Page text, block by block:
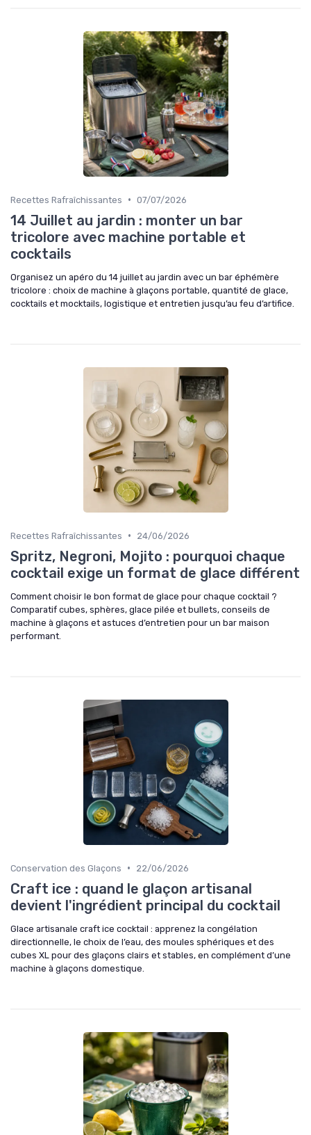
Recettes Rafraîchissantes • 07/07/2026
14 Juillet au jardin : monter un bar
tricolore avec machine portable et
cocktails
Organisez un apéro du 14 juillet au jardin avec un bar éphémère
tricolore : choix de machine à glaçons portable, quantité de glace,
cocktails et mocktails, logistique et entretien jusqu’au feu d’artifice.
Recettes Rafraîchissantes • 24/06/2026
Spritz, Negroni, Mojito : pourquoi chaque
cocktail exige un format de glace différent
Comment choisir le bon format de glace pour chaque cocktail ?
Comparatif cubes, sphères, glace pilée et bullets, conseils de
machine à glaçons et astuces d’entretien pour un bar maison
performant.
Conservation des Glaçons • 22/06/2026
Craft ice : quand le glaçon artisanal
devient l'ingrédient principal du cocktail
Glace artisanale craft ice cocktail : apprenez la congélation
directionnelle, le choix de l’eau, des moules sphériques et des
cubes XL pour des glaçons clairs et stables, en complément d’une
machine à glaçons domestique.